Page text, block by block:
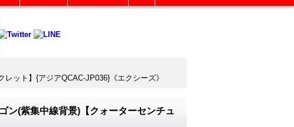
ット】{アジアQCAC-JP036}《エクシーズ》
ン(紫集中線背景)【クォーターセンチュ